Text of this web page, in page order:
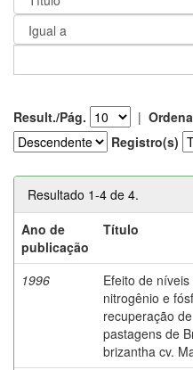
Result./Pág. |
Registro(s)
Resultado 1-4 de 4.
Ano de
publicação
Título
1996
Efeito de níveis
nitrogênio e
recuperação de
pastagens de
brizantha cv.